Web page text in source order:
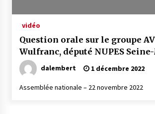
vidéo
Question orale sur le groupe
Wulfranc, député NUPES
dalembert 1 décembre 2022
Assemblée nationale – 22 novembre 2022